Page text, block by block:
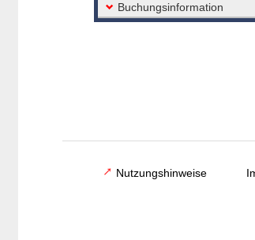
Buchungsinformation
Nutzungshinweise